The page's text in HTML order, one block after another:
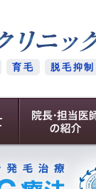
育毛 脱毛抑制